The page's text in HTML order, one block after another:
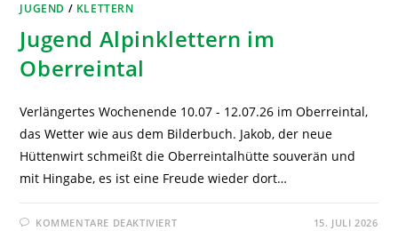
JUGEND / KLETTERN
Jugend Alpinklettern im
Oberreintal
Verlängertes Wochenende 10.07 - 12.07.26 im Oberreintal,
das Wetter wie aus dem Bilderbuch. Jakob, der neue
Hüttenwirt schmeißt die Oberreintalhütte souverän und
mit Hingabe, es ist eine Freude wieder dort…
KOMMENTARE DEAKTIVIERT 15. JULI 2026